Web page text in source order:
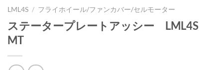
LML4S / フライホイール/ファンカバー/セルモーター
ステータープレートアッシー LML4S
MT